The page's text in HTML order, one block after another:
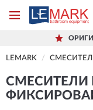
LEMARK
СМЕСИТЕЛИ